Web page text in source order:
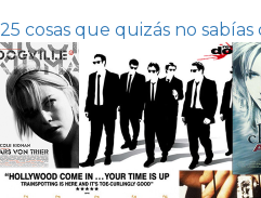
25 cosas que quizás no